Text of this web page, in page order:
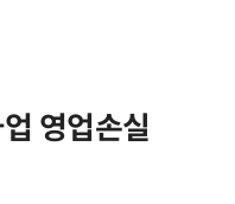
영업손실